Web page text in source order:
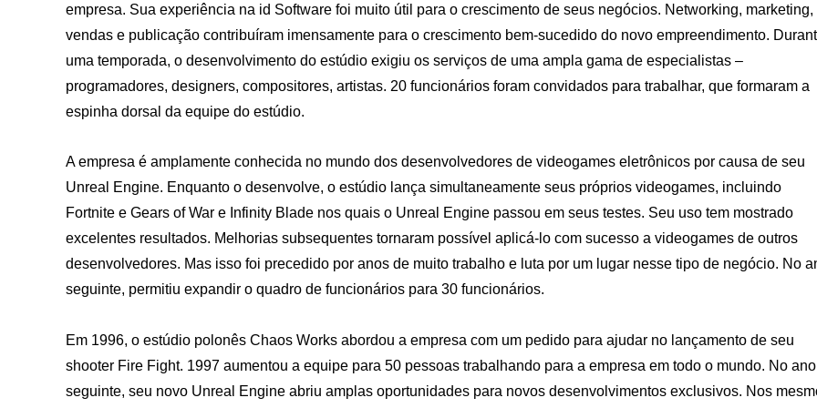
empresa. Sua experiência na id Software foi muito útil para o crescimento de seus negócios. Networking, marketing,
vendas e publicação contribuíram imensamente para o crescimento bem-sucedido do novo empreendimento.
uma temporada, o desenvolvimento do estúdio exigiu os serviços de uma ampla gama de especialistas –
programadores, designers, compositores, artistas. 20 funcionários foram convidados para trabalhar, que formaram a
espinha dorsal da equipe do estúdio.
A empresa é amplamente conhecida no mundo dos desenvolvedores de videogames eletrônicos por causa de seu
Unreal Engine. Enquanto o desenvolve, o estúdio lança simultaneamente seus próprios videogames, incluindo
Fortnite e Gears of War e Infinity Blade nos quais o Unreal Engine passou em seus testes. Seu uso tem mostrado
excelentes resultados. Melhorias subsequentes tornaram possível aplicá-lo com sucesso a videogames de outros
desenvolvedores. Mas isso foi precedido por anos de muito trabalho e luta por um lugar nesse tipo de negócio. No
seguinte, permitiu expandir o quadro de funcionários para 30 funcionários.
Em 1996, o estúdio polonês Chaos Works abordou a empresa com um pedido para ajudar no lançamento de seu
shooter Fire Fight. 1997 aumentou a equipe para 50 pessoas trabalhando para a empresa em todo o mundo. No ano
seguinte, seu novo Unreal Engine abriu amplas oportunidades para novos desenvolvimentos exclusivos. Nos